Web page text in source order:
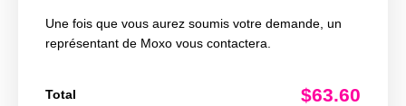
Une fois que vous aurez soumis votre demande, un
représentant de Moxo vous contactera.
Total $63.60